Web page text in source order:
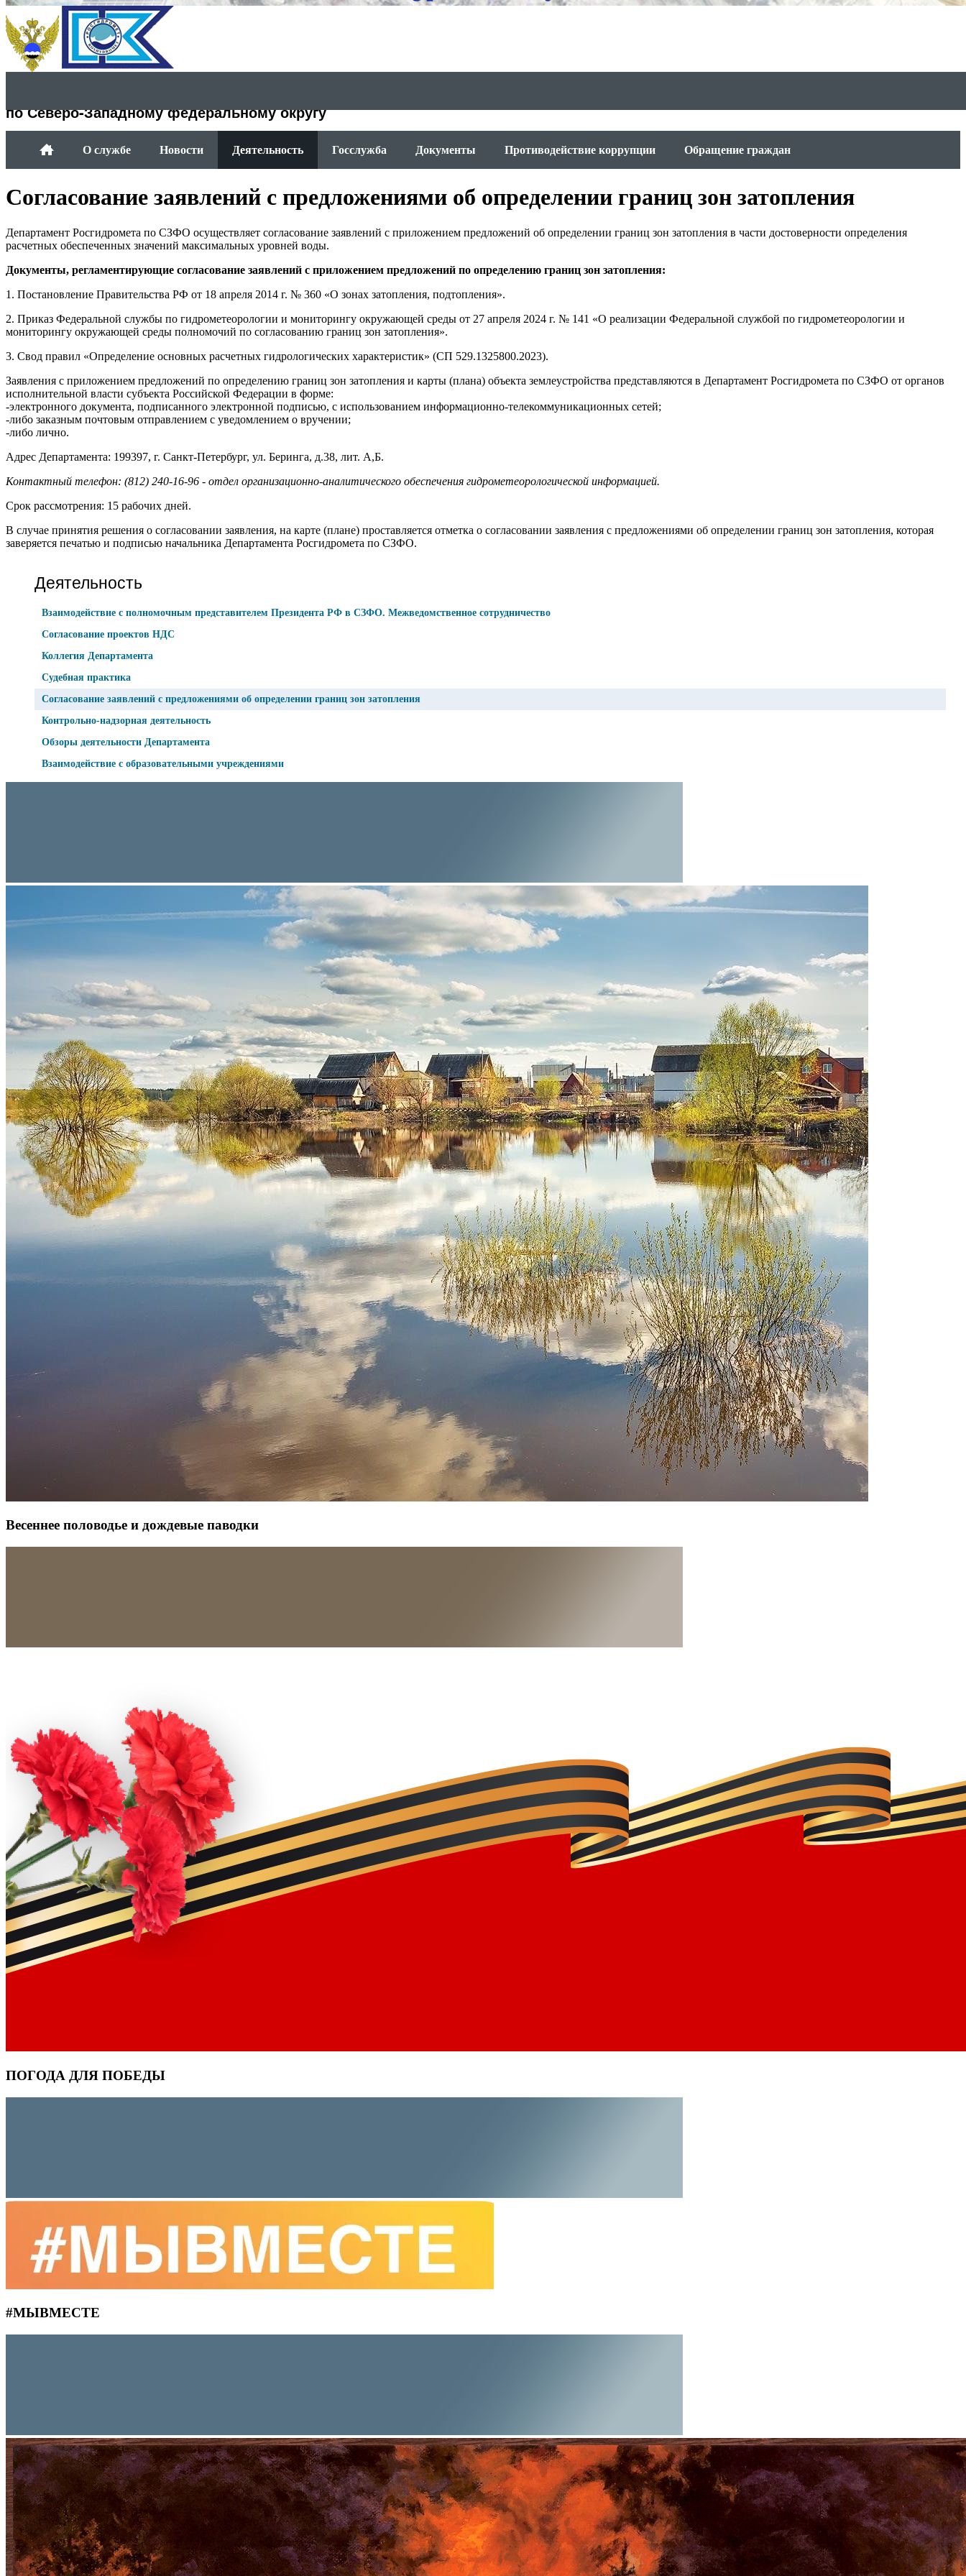
по Северо-Западному федеральному округу
О службе Новости Деятельность Госслужба Документы Противодействие коррупции Обращение граждан
Согласование заявлений с предложениями об определении границ зон затопления
Департамент Росгидромета по СЗФО осуществляет согласование заявлений с приложением предложений об определении границ зон затопления в части достоверности определения
расчетных обеспеченных значений максимальных уровней воды.
Документы, регламентирующие согласование заявлений с приложением предложений по определению границ зон затопления:
1. Постановление Правительства РФ от 18 апреля 2014 г. № 360 «О зонах затопления, подтопления».
2. Приказ Федеральной службы по гидрометеорологии и мониторингу окружающей среды от 27 апреля 2024 г. № 141 «О реализации Федеральной службой по гидрометеорологии и
мониторингу окружающей среды полномочий по согласованию границ зон затопления».
3. Свод правил «Определение основных расчетных гидрологических характеристик» (СП 529.1325800.2023).
Заявления с приложением предложений по определению границ зон затопления и карты (плана) объекта землеустройства представляются в Департамент Росгидромета по СЗФО от органов
исполнительной власти субъекта Российской Федерации в форме:
-электронного документа, подписанного электронной подписью, с использованием информационно-телекоммуникационных сетей;
-либо заказным почтовым отправлением с уведомлением о вручении;
-либо лично.
Адрес Департамента: 199397, г. Санкт-Петербург, ул. Беринга, д.38, лит. А,Б.
Контактный телефон: (812) 240-16-96 - отдел организационно-аналитического обеспечения гидрометеорологической информацией.
Срок рассмотрения: 15 рабочих дней.
В случае принятия решения о согласовании заявления, на карте (плане) проставляется отметка о согласовании заявления с предложениями об определении границ зон затопления, которая
заверяется печатью и подписью начальника Департамента Росгидромета по СЗФО.
Деятельность
Взаимодействие с полномочным представителем Президента РФ в СЗФО. Межведомственное сотрудничество
Согласование проектов НДС
Коллегия Департамента
Судебная практика
Согласование заявлений с предложениями об определении границ зон затопления
Контрольно-надзорная деятельность
Обзоры деятельности Департамента
Взаимодействие с образовательными учреждениями
Весеннее половодье и дождевые паводки
ПОГОДА ДЛЯ ПОБЕДЫ
#MЫВМЕСТЕ